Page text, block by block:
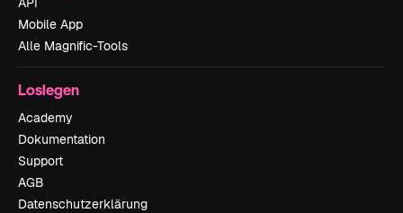
Mobile App
Alle Magnific-Tools
Loslegen
Academy
Dokumentation
Support
AGB
Datenschutzerklärung